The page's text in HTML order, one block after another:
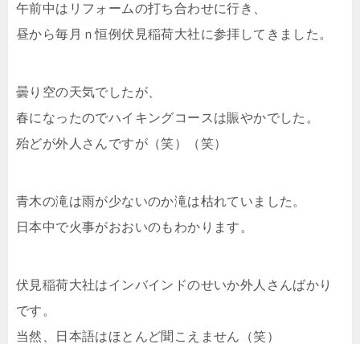
午前中はリフォームの打ち合わせに行き、
昼から毎月ｎ恒例伏見稲荷大社に参拝してきました。
曇り空の天気でしたが、
春になったのでハイキングコースは賑やかでした。
殆どが外人さんですが（笑）（笑）
青木の滝は雨が少ないのか滝は枯れていました。
日本中で火事がおおいのもわかります。
伏見稲荷大社はインバインドのせいか外人さんばかり
です。
当然、日本語はほとんど聞こえません（笑）